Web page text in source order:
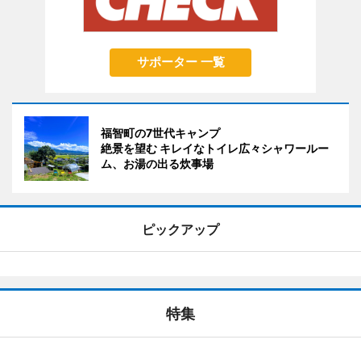
サポーター 一覧
福智町の7世代キャンプ
絶景を望む キレイなトイレ広々シャワールー
ム、お湯の出る炊事場
ピックアップ
特集